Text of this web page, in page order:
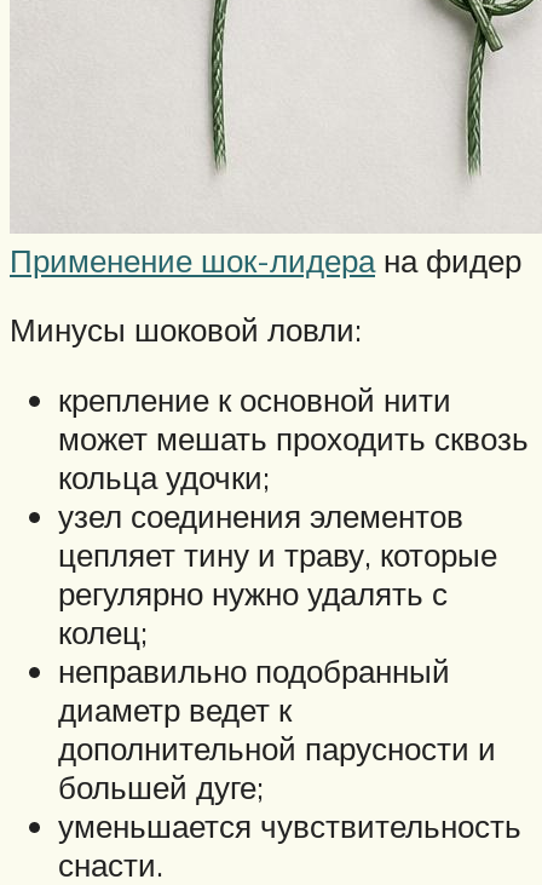
Применение шок-лидерана фидер
Минусы шоковой ловли:
крепление к основной нити
может мешать проходить сквозь
кольца удочки;
узел соединения элементов
цепляет тину и траву, которые
регулярно нужно удалять с
колец;
неправильно подобранный
диаметр ведет к
дополнительной парусности и
большей дуге;
уменьшается чувствительность
снасти.